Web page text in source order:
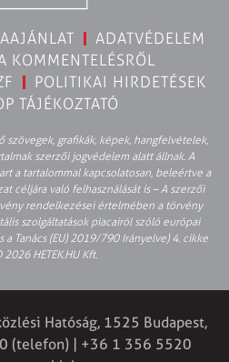
ADATVÉDELEM
KOMMENTELÉSRŐL
POLITIKAI HIRDETÉSEK
TÁJÉKOZTATÓ
grafikák, képek, hangfelvételek,
szerzői jogvédelem alatt állnak. A
a tartalommal kapcsolatosan, beleértve a
céljára való felhasználását is – A szerzői
rendelkezései értelmében a törvény
szolgáltatások piacairól szóló európai
a Tanács (EU) 2019/790 Irányelve) 4. cikke
HETEK.HU Kft.
Hatóság, 1525 Budapest,
(telefon) | +36 1 356 5520